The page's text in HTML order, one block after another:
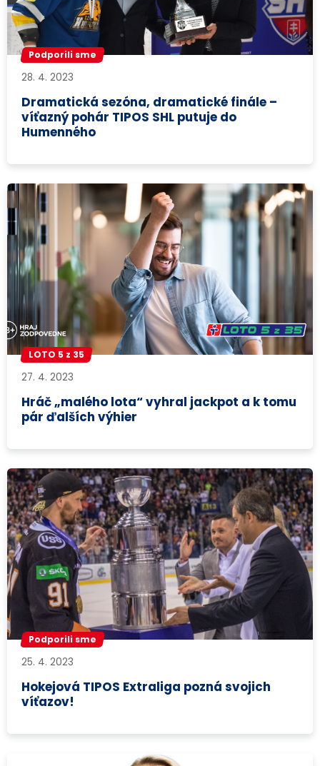
Podporili sme
28. 4. 2023
Dramatická sezóna, dramatické finále –
víťazný pohár TIPOS SHL putuje do
Humenného
LOTO 5 z 35
27. 4. 2023
Hráč „malého lota“ vyhral jackpot a k tomu
pár ďalších výhier
Podporili sme
25. 4. 2023
Hokejová TIPOS Extraliga pozná svojich
víťazov!